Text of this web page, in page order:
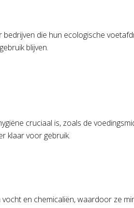
die hun ecologische
blijven.
cruciaal is, zoals de
klaar voor gebruik.
en chemicaliën, waardoor ze